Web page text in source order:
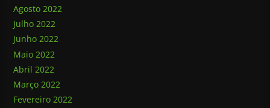
Agosto 2022
Julho 2022
Junho 2022
Maio 2022
Abril 2022
Março 2022
Fevereiro 2022